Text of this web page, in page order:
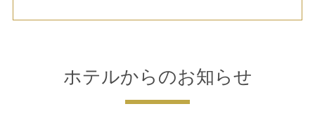
ホテルからのお知らせ